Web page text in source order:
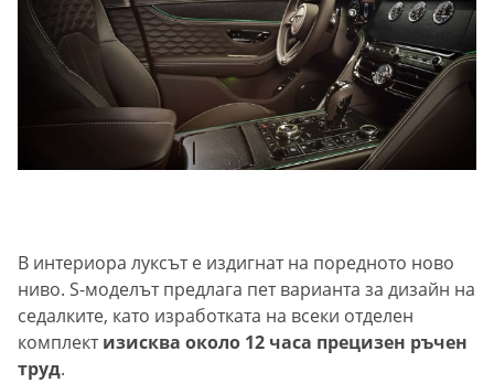
В интериора луксът е издигнат на поредното ново
ниво. S-моделът предлага пет варианта за дизайн на
седалките, като изработката на всеки отделен
комплектизисква около 12 часа прецизен ръчен
труд.